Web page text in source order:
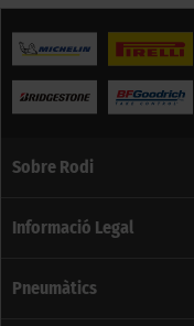
Sobre Rodi
Informació Legal
Pneumàtics